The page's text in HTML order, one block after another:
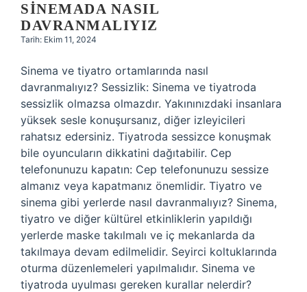
SINEMADA NASIL
DAVRANMALIYIZ
Tarih: Ekim 11, 2024
Sinema ve tiyatro ortamlarında nasıl
davranmalıyız? Sessizlik: Sinema ve tiyatroda
sessizlik olmazsa olmazdır. Yakınınızdaki insanlara
yüksek sesle konuşursanız, diğer izleyicileri
rahatsız edersiniz. Tiyatroda sessizce konuşmak
bile oyuncuların dikkatini dağıtabilir. Cep
telefonunuzu kapatın: Cep telefonunuzu sessize
almanız veya kapatmanız önemlidir. Tiyatro ve
sinema gibi yerlerde nasıl davranmalıyız? Sinema,
tiyatro ve diğer kültürel etkinliklerin yapıldığı
yerlerde maske takılmalı ve iç mekanlarda da
takılmaya devam edilmelidir. Seyirci koltuklarında
oturma düzenlemeleri yapılmalıdır. Sinema ve
tiyatroda uyulması gereken kurallar nelerdir?